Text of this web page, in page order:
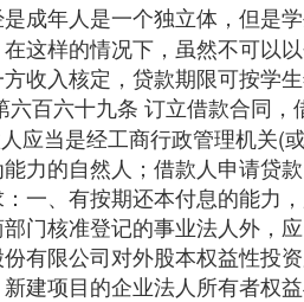
成年人是一个独立体，但是
这样的情况下，虽然不可以
收入核定，贷款期限可按学生
百六十九条 订立借款合同
应当是经工商行政管理机关
力的自然人；借款人申请贷
一、有按期还本付息的能力
门核准登记的事业法人外，
有限公司对外股本权益性
建项目的企业法人所有者权